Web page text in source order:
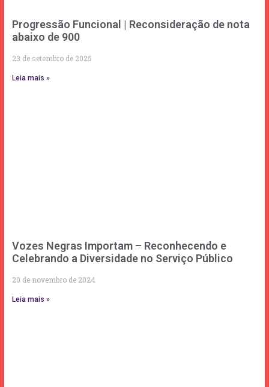
Progressão Funcional | Reconsideração de nota
abaixo de 900
23 de setembro de 2025
Leia mais »
Vozes Negras Importam – Reconhecendo e
Celebrando a Diversidade no Serviço Público
20 de novembro de 2024
Leia mais »